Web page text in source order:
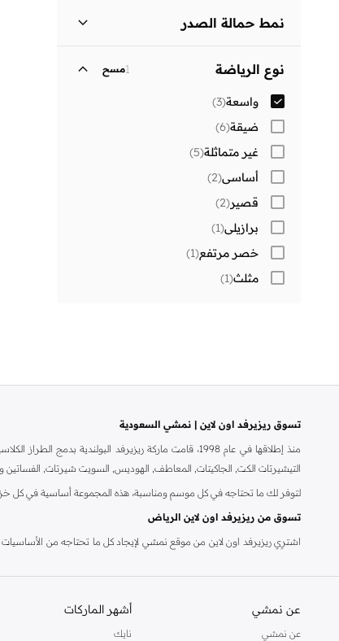
نمط حمالة الصدر
نوع الرياضة 1مسح
واسعة(
3
)
ضيقة(
6
)
غير متماثلة(
5
)
أساسي(
2
)
قصير(
2
)
برازيلي(
1
)
خصر مرتفع(
1
)
مثلث(
1
)
تسوق ريزيرفد اون لاين | نمشي السعودية
منذ إطلاقها في عام 1998، قامت ماركة ريزيرفد
التيشيرتات الكت, الجاكيتات, المعاطف, الهوديس, السويت شيرتات, الفساتين
لتوفر لك ما تحتاجه في كل موسم ومناسبة، هذه المجموعة أساسية في كل
تسوق من ريزيرفد اون لاين الرياض
اشترِي ريزيرفد اون لاين من موقع نمشي لإيجاد كل ما تحتاجه من الأساسيات
نقداً عند التسليم و وخدمة الإرجاع خلال 14 يوم. لجعل التسوق من ريزيرفد اون لاين أكثر سهولة.
عن نمشي
عن نمشي
أشهر الماركات
نايك